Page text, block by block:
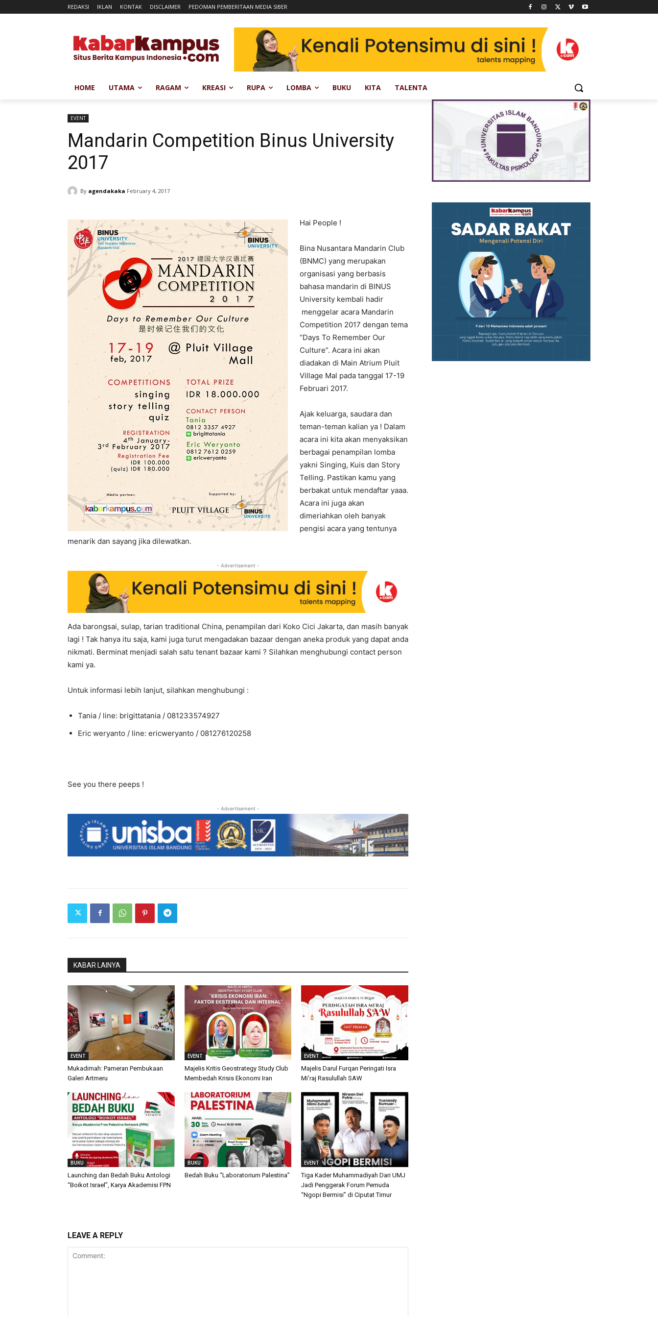
REDAKSI IKLAN KONTAK DISCLAIMER PEDOMAN PEMBERITAAN MEDIA SIBER
HOME UTAMA RAGAM KREASI RUPA LOMBA BUKU KITA TALENTA
EVENT
Mandarin Competition Binus University
2017
By agendakaka February 4, 2017
Hai People !
Bina Nusantara Mandarin Club
(BNMC) yang merupakan
organisasi yang berbasis
bahasa mandarin di BINUS
University kembali hadir
menggelar acara Mandarin
Competition 2017 dengan tema
“Days To Remember Our
Culture”. Acara ini akan
diadakan di Main Atrium Pluit
Village Mal pada tanggal 17-19
Februari 2017.
Ajak keluarga, saudara dan
teman-teman kalian ya ! Dalam
acara ini kita akan menyaksikan
berbagai penampilan lomba
yakni Singing, Kuis dan Story
Telling. Pastikan kamu yang
berbakat untuk mendaftar yaaa.
Acara ini juga akan
dimeriahkan oleh banyak
pengisi acara yang tentunya
menarik dan sayang jika dilewatkan.
- Advertisement -
Ada barongsai, sulap, tarian traditional China, penampilan dari Koko Cici Jakarta, dan masih banyak
lagi ! Tak hanya itu saja, kami juga turut mengadakan bazaar dengan aneka produk yang dapat anda
nikmati. Berminat menjadi salah satu tenant bazaar kami ? Silahkan menghubungi contact person
kami ya.
Untuk informasi lebih lanjut, silahkan menghubungi :
Tania / line: brigittatania / 081233574927
Eric weryanto / line: ericweryanto / 081276120258
See you there peeps !
- Advertisement -
KABAR LAINYA
EVENT
Mukadimah: Pameran Pembukaan
Galeri Artmeru
EVENT
Majelis Kritis Geostrategy Study Club
Membedah Krisis Ekonomi Iran
EVENT
Majelis Darul Furqan Peringati Isra
Mi’raj Rasulullah SAW
BUKU
Launching dan Bedah Buku Antologi
“Boikot Israel”, Karya Akademisi FPN
BUKU
Bedah Buku “Laboratorium Palestina”
EVENT
Tiga Kader Muhammadiyah Dari UMJ
Jadi Penggerak Forum Pemuda
“Ngopi Bermisi” di Ciputat Timur
LEAVE A REPLY